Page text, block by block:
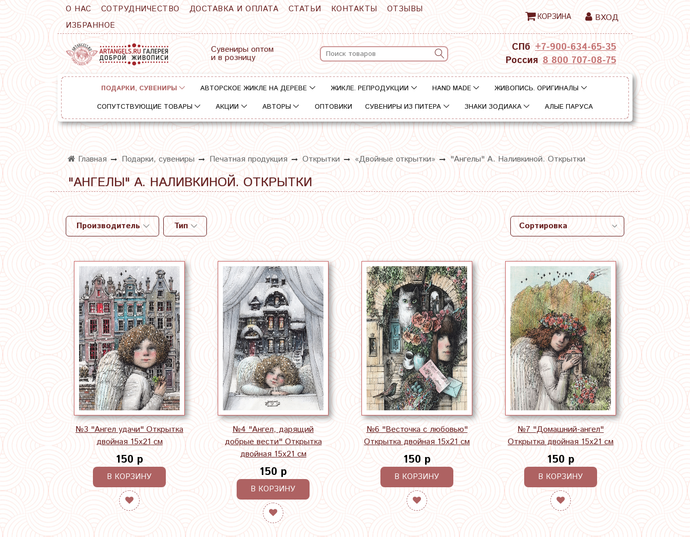
О НАС СОТРУДНИЧЕСТВО ДОСТАВКА И ОПЛАТА СТАТЬИ КОНТАКТЫ
ОТЗЫВЫ
ИЗБРАННОЕ
КОРЗИНА ВХОД
Сувениры оптом
и в розницу
СПб +7-900-634-65-35
Россия 8 800 707-08-75
ПОДАРКИ, СУВЕНИРЫ АВТОРСКОЕ ЖИКЛЕ НА ДЕРЕВЕ ЖИКЛЕ. РЕПРОДУКЦИИ HAND MADE
ЖИВОПИСЬ. ОРИГИНАЛЫ
СОПУТСТВУЮЩИЕ ТОВАРЫ
АКЦИИ АВТОРЫ ОПТОВИКИ СУВЕНИРЫ ИЗ ПИТЕРА ЗНАКИ ЗОДИАКА АЛЫЕ ПАРУСА
Главная Подарки, сувениры Печатная продукция Открытки «Двойные открытки» "Ангелы" А. Наливкиной. Открытки
"АНГЕЛЫ" А. НАЛИВКИНОЙ. ОТКРЫТКИ
Производитель Тип
№3 "Ангел удачи" Открытка
двойная 15х21 см
150 р
В КОРЗИНУ
№4 "Ангел, дарящий
добрые вести" Открытка
двойная 15х21 см
150 р
В КОРЗИНУ
№6 "Весточка с любовью"
Открытка двойная 15х21 см
150 р
В КОРЗИНУ
№7 "Домашний-ангел"
Открытка двойная 15х21 см
150 р
В КОРЗИНУ